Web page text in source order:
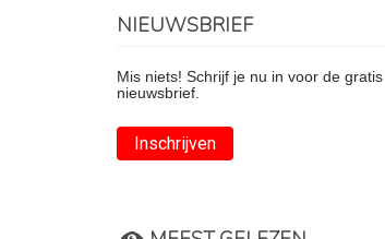
NIEUWSBRIEF
Mis niets! Schrijf je nu in voor de gratis
nieuwsbrief.
Inschrijven